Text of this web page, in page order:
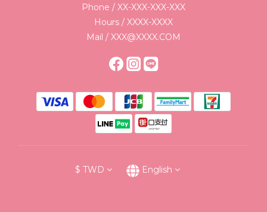
Phone / XX-XXX-XXX-XXX
Hours / XXXX-XXXX
Mail / XXX@XXXX.COM
$ TWD English